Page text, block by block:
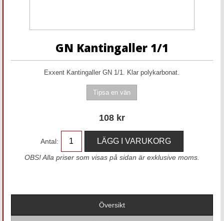
GN Kantingaller 1/1
Exxent Kantingaller GN 1/1. Klar polykarbonat.
108 kr
Antal:
OBS! Alla priser som visas på sidan är exklusive moms.
Översikt